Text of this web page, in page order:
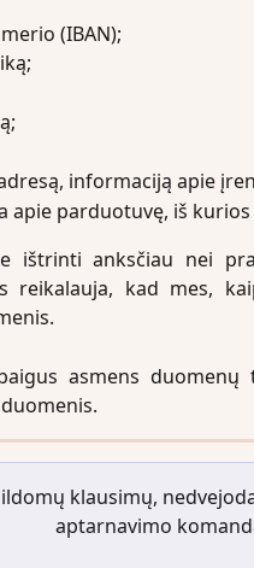
(IBAN);
informaciją apie
apie parduotuvę, iš
ištrinti anksčiau nei
reikalauja, kad mes,
asmens
klausimų,
aptarnavimo